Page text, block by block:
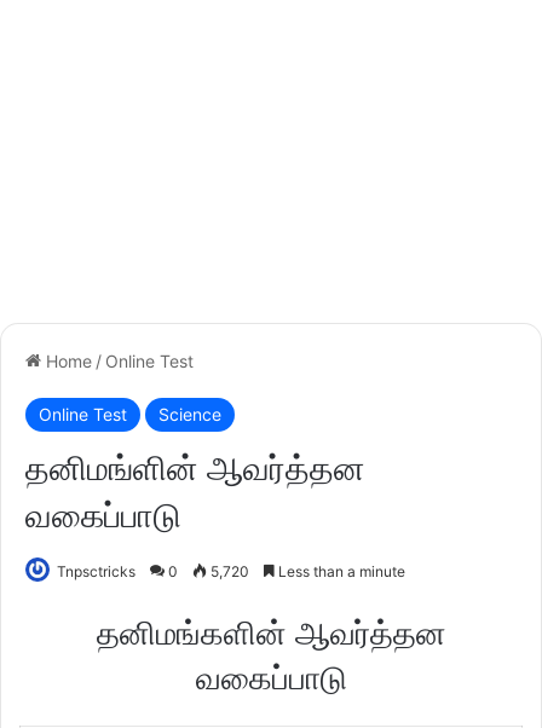
Home / Online Test
Online Test Science
தனிமங்ளின் ஆவர்த்தன
வகைப்பாடு
Tnpsctricks 0 5,720 Less than a minute
தனிமங்களின் ஆவர்த்தன
வகைப்பாடு